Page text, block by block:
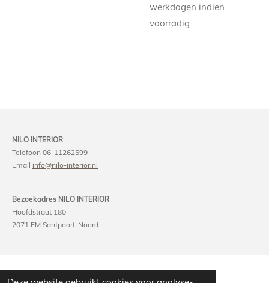
werkdagen indien
voorradig
NILO INTERIOR
Telefoon 06-11262599
Email info@nilo-interior.nl
Bezoekadres NILO INTERIOR
Hoofdstraat 180
2071 EM Santpoort-Noord